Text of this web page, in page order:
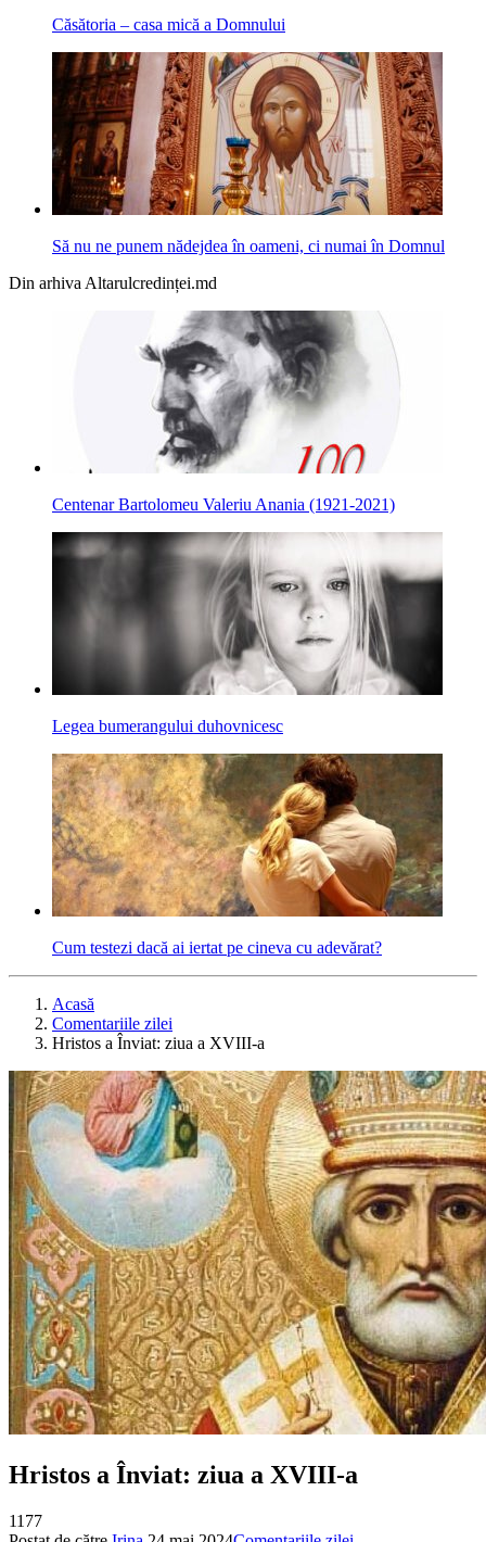
Căsătoria – casa mică a Domnului
Să nu ne punem nădejdea în oameni, ci numai în Domnul
Din arhiva Altarulcredinței.md
Centenar Bartolomeu Valeriu Anania (1921-2021)
Legea bumerangului duhovnicesc
Cum testezi dacă ai iertat pe cineva cu adevărat?
Acasă
Comentariile zilei
Hristos a Înviat: ziua a XVIII-a
Hristos a Înviat: ziua a XVIII-a
1177